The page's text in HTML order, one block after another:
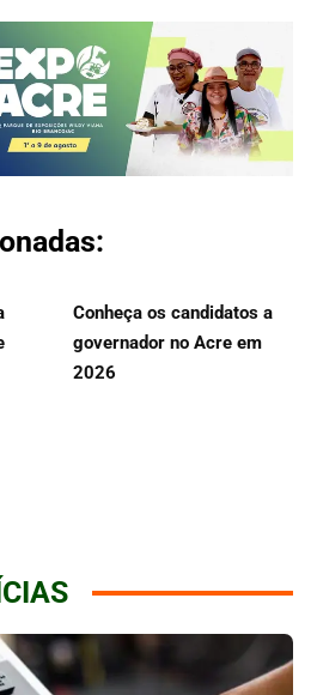
Conheça os candidatos a
governador no Acre em
2026